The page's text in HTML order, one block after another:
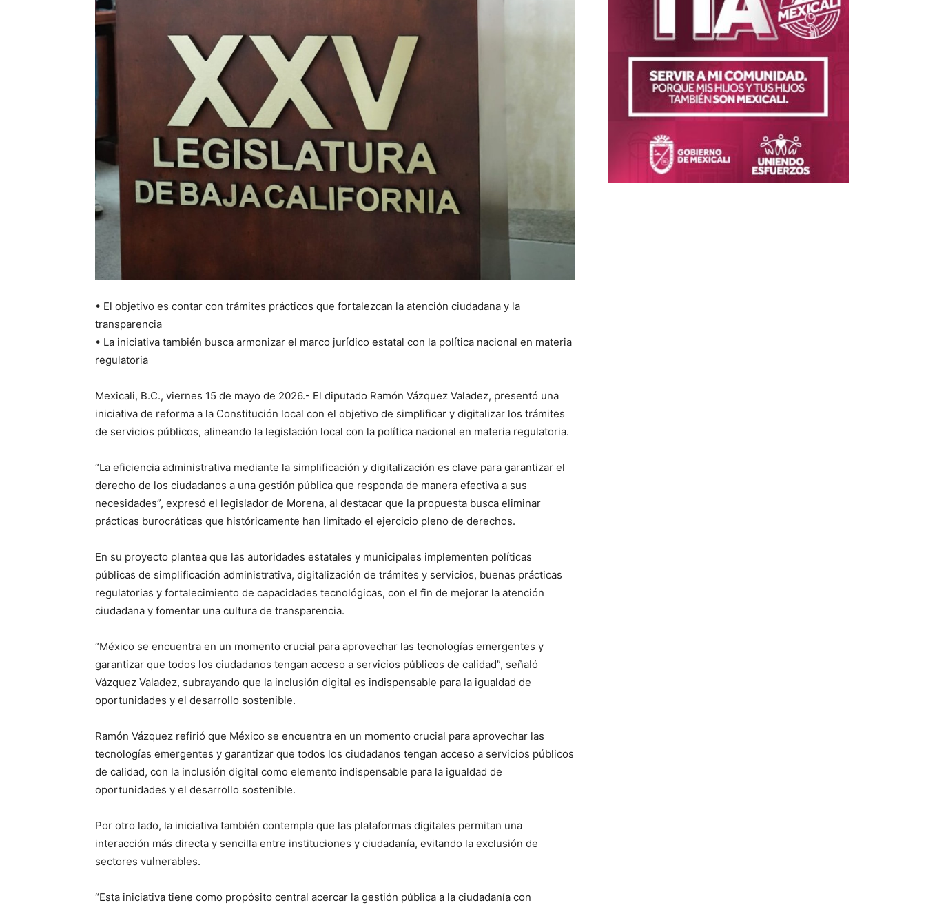
• El objetivo es contar con trámites prácticos que fortalezcan la atención ciudadana y la
transparencia
• La iniciativa también busca armonizar el marco jurídico estatal con la política nacional en materia
regulatoria
Mexicali, B.C., viernes 15 de mayo de 2026.- El diputado Ramón Vázquez Valadez, presentó una
iniciativa de reforma a la Constitución local con el objetivo de simplificar y digitalizar los trámites
de servicios públicos, alineando la legislación local con la política nacional en materia regulatoria.
“La eficiencia administrativa mediante la simplificación y digitalización es clave para garantizar el
derecho de los ciudadanos a una gestión pública que responda de manera efectiva a sus
necesidades”, expresó el legislador de Morena, al destacar que la propuesta busca eliminar
prácticas burocráticas que históricamente han limitado el ejercicio pleno de derechos.
En su proyecto plantea que las autoridades estatales y municipales implementen políticas
públicas de simplificación administrativa, digitalización de trámites y servicios, buenas prácticas
regulatorias y fortalecimiento de capacidades tecnológicas, con el fin de mejorar la atención
ciudadana y fomentar una cultura de transparencia.
“México se encuentra en un momento crucial para aprovechar las tecnologías emergentes y
garantizar que todos los ciudadanos tengan acceso a servicios públicos de calidad”, señaló
Vázquez Valadez, subrayando que la inclusión digital es indispensable para la igualdad de
oportunidades y el desarrollo sostenible.
Ramón Vázquez refirió que México se encuentra en un momento crucial para aprovechar las
tecnologías emergentes y garantizar que todos los ciudadanos tengan acceso a servicios públicos
de calidad, con la inclusión digital como elemento indispensable para la igualdad de
oportunidades y el desarrollo sostenible.
Por otro lado, la iniciativa también contempla que las plataformas digitales permitan una
interacción más directa y sencilla entre instituciones y ciudadanía, evitando la exclusión de
sectores vulnerables.
“Esta iniciativa tiene como propósito central acercar la gestión pública a la ciudadanía con